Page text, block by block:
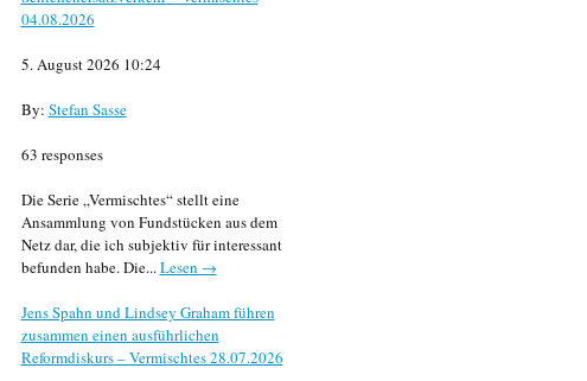
04.08.2026
5. August 2026 10:24
By: Stefan Sasse
63 responses
Die Serie „Vermischtes“ stellt eine
Ansammlung von Fundstücken aus dem
Netz dar, die ich subjektiv für interessant
befunden habe. Die...Lesen →
Jens Spahn und Lindsey Graham führen
zusammen einen ausführlichen
Reformdiskurs – Vermischtes 28.07.2026